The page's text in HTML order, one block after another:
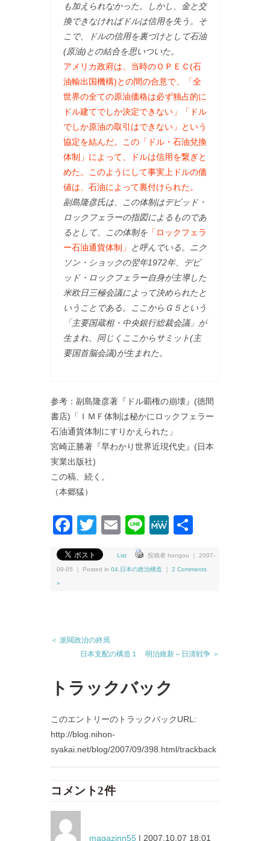
も加えられなかった。しかし、金と交
換できなければドルは信用を失う。そ
こで、ドルの信用を裏づけとして石油
(原油)との結合を思いついた。
アメリカ政府は、当時のＯＰＥＣ(石
油輸出国機構)との間の合意で、「全
世界の全ての原油価格は必ず独占的に
ドル建てでしか決定できない」「ドル
でしか原油の取引はできない」という
協定を結んだ。この「ドル・石油兌換
体制」によって、ドルは信用を繋ぎと
めた。このようにして事実上ドルの価
値は、石油によって裏付けられた。
副島隆彦氏は、この体制はデビッド・
ロックフェラーの指図によるものであ
るとして、この体制を 「ロックフェラ
ー石油通貨体制」
と呼んでいる。ニク
ソン・ショックの翌年1972年、デビ
ッド・ロックフェラー自身が主導した
米欧日三極会議によって決められたと
いうことである。ここからＧ５という
「主要国蔵相・中央銀行総裁会議」が
生まれ、同じくここからサミット(主
要国首脳会議)が生まれた。
参考：副島隆彦著『ドル覇権の崩壊』(徳間
書店)「ＩＭＦ体制は秘かにロックフェラー
石油通貨体制にすりかえられた」
宮崎正勝著『早わかり世界近現代史』(日本
実業出版社)
この稿、続く。
（本郷猛）
Facebook
Twitter
EmailLineMeWe
List 投稿者 hongou ｜ 2007-
09-05 ｜ Posted in 04.日本の政治構造 2 Comments
»
＜ 派閥政治の終焉
日本支配の構造１ 明治維新～日清戦争 ＞
トラックバック
このエントリーのトラックバックURL:
http://blog.nihon-
syakai.net/blog/2007/09/398.html/trackback
コメント2件
magazinn55 | 2007.10.07 18:01